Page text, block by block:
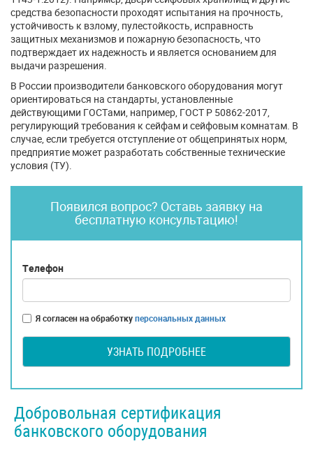
средства безопасности проходят испытания на прочность,
устойчивость к взлому, пулестойкость, исправность
защитных механизмов и пожарную безопасность, что
подтверждает их надежность и является основанием для
выдачи разрешения.
В России производители банковского оборудования могут
ориентироваться на стандарты, установленные
действующими ГОСТами, например, ГОСТ Р 50862-2017,
регулирующий требования к сейфам и сейфовым комнатам. В
случае, если требуется отступление от общепринятых норм,
предприятие может разработать собственные технические
условия (ТУ).
Появился вопрос? Оставь заявку на
бесплатную консультацию!
Телефон
Я согласен на обработкуперсональных данных
УЗНАТЬ ПОДРОБНЕЕ
Добровольная сертификация
банковского оборудования